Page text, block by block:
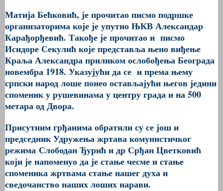
Матија Бећковић, је прочитао писмо подршке
организаторима које је упутио ЊКВ Александар
Карађорђевић. Такође је прочитао и писмо
Исидоре Секулић које представља њено виђење
Краља Александра приликом ослобођења Београда
новембра 1918. Указујући да се и према њему
српски народ лоше понео остављајући његов једини
споменик у рушевинама у центру града и на 500
метара од Двора.
Присутним грђанима обратили су се још и
председник Удружења жртава комунистичког
режима СлободанЂурић и др Срђан Цветковић
који је напоменуо да је стање чесме и стање
споменика жртвама стање нашег духа и
сведочанство наших лоших нарави.